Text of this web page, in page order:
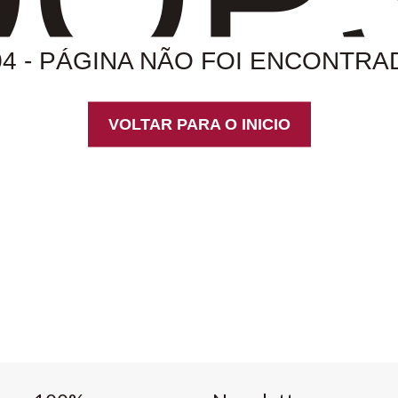
- PÁGINA NÃO FOI
VOLTAR PARA O INICIO